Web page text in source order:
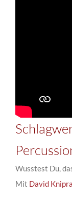
Wusstest Du,
Mit David